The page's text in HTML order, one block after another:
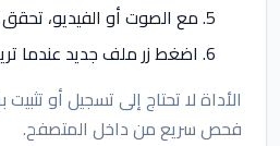
مع الصوت أو الفيديو،
اضغط زر ملف جديد عندما
الأداة لا تحتاج إلى تسجيل أو
فحص سريع من داخل المتصفح.